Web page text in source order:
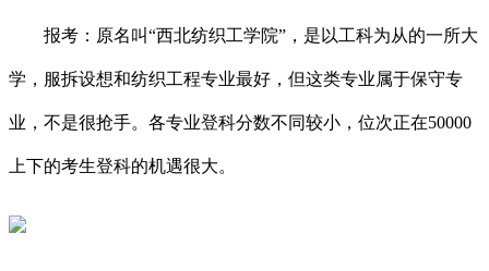
报考：原名叫“西北纺织工学院”，是以工科为从的一所大
学，服拆设想和纺织工程专业最好，但这类专业属于保守专
业，不是很抢手。各专业登科分数不同较小，位次正在50000
上下的考生登科的机遇很大。